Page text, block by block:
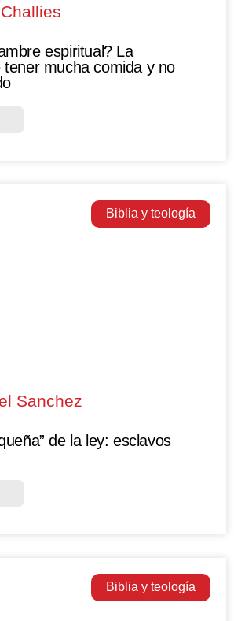
espiritual? La
tener mucha comida y no
Biblia y teología
Sanchez
de la ley: esclavos
Biblia y teología